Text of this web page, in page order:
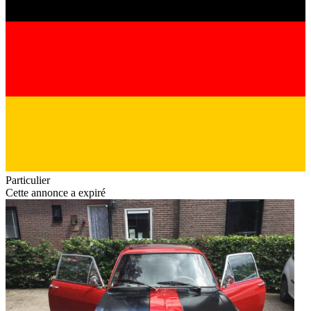
Particulier
Cette annonce a expiré